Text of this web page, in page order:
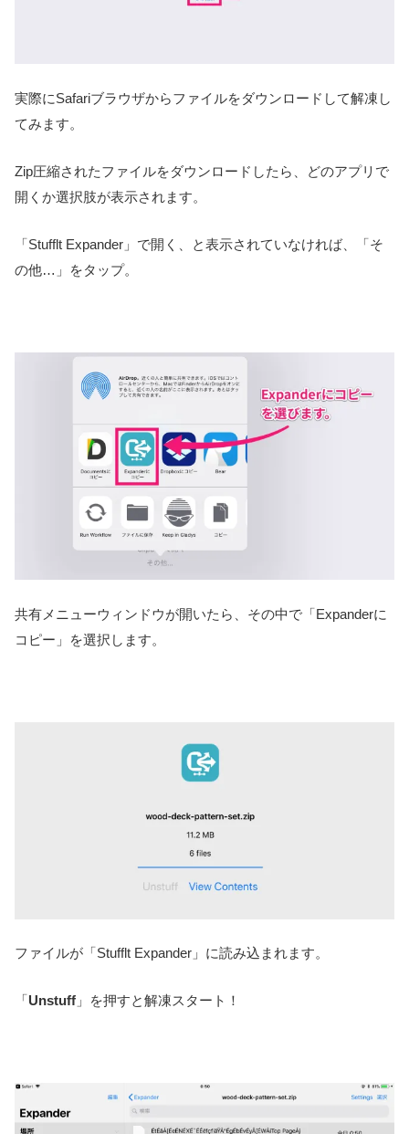
実際にSafariブラウザからファイルをダウンロードして解凍し
てみます。
Zip圧縮されたファイルをダウンロードしたら、どのアプリで
開くか選択肢が表示されます。
「Stufflt Expander」で開く、と表示されていなければ、「そ
の他…」をタップ。
共有メニューウィンドウが開いたら、その中で「Expanderに
コピー」を選択します。
ファイルが「Stufflt Expander」に読み込まれます。
「 Unstuff 」を押すと解凍スタート！